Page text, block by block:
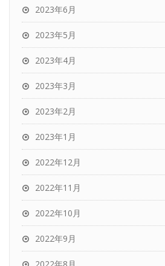
2023年6月
2023年5月
2023年4月
2023年3月
2023年2月
2023年1月
2022年12月
2022年11月
2022年10月
2022年9月